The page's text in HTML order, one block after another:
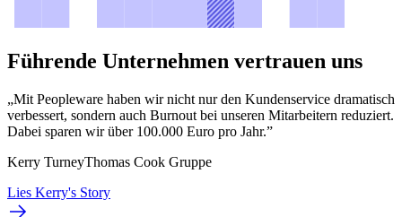
Führende Unternehmen vertrauen uns
„Mit Peopleware haben wir nicht nur den Kundenservice dramatisch
verbessert, sondern auch Burnout bei unseren Mitarbeitern reduziert.
Dabei sparen wir über 100.000 Euro pro Jahr.”
Kerry TurneyThomas Cook Gruppe
Lies Kerry's Story